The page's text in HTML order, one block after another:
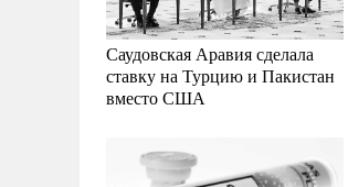
Саудовская Аравия сделала
ставку на Турцию и Пакистан
вместо США